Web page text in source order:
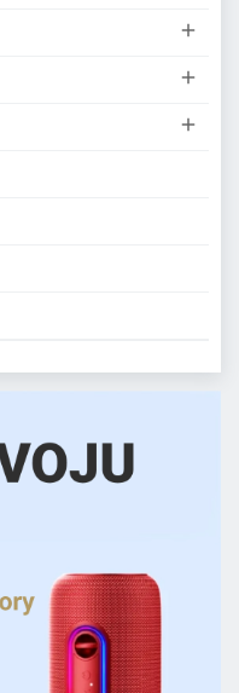


